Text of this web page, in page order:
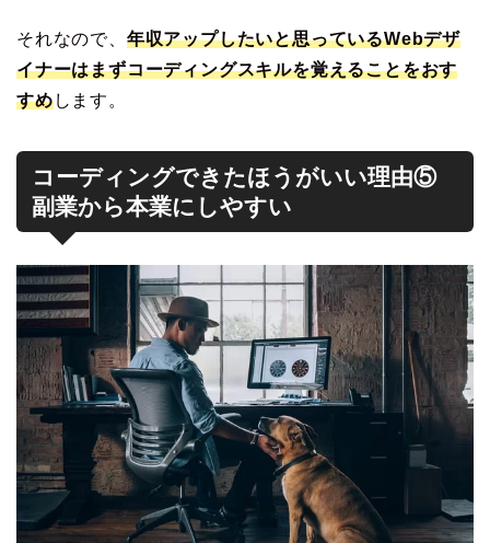
それなので、 年収アップしたいと思っているWebデザ
イナーはまずコーディングスキルを覚えることをおす
すめします。
コーディングできたほうがいい理由⑤
副業から本業にしやすい